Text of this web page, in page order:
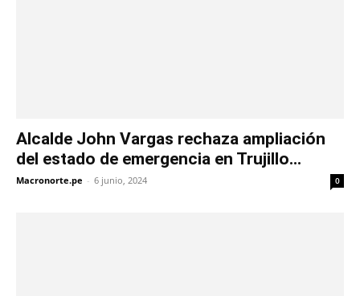
Alcalde John Vargas rechaza ampliación
del estado de emergencia en Trujillo...
Macronorte.pe - 6 junio, 2024 0